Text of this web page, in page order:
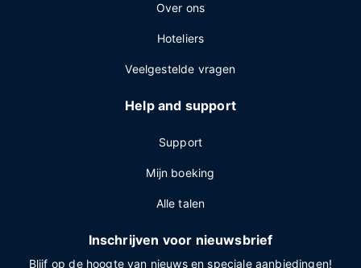
Over ons
Hoteliers
Veelgestelde vragen
Help and support
Support
Mijn boeking
Alle talen
Inschrijven voor nieuwsbrief
Blijf op de hoogte van nieuws en speciale aanbiedingen!